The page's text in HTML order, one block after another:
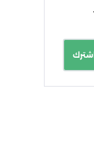
اشترك